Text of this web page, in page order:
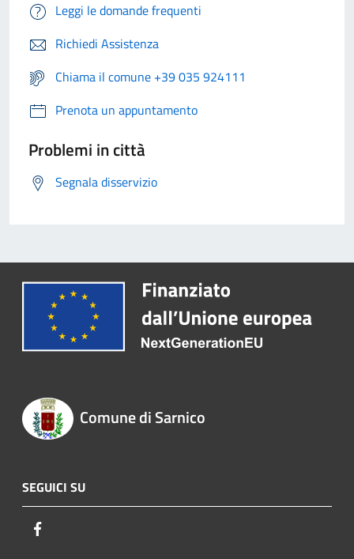
Leggi le domande frequenti
Richiedi Assistenza
Chiama il comune +39 035 924111
Prenota un appuntamento
Problemi in città
Segnala disservizio
Comune di Sarnico
SEGUICI SU